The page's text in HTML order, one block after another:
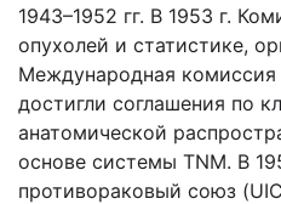
1943–1952 гг. В 1953 г.
опухолей и статистике,
Международная
достигли соглашения по
анатомической
основе системы TNM. В
противораковый союз